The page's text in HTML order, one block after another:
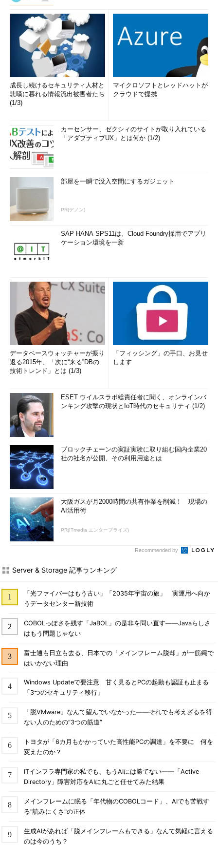
成長し続けるセキュリティ人材と
悲嘆に暮れる情報流出被害者たち
(1/3)
マイクロソフトとレッドハットが
クラウドで提携
カーセンサー、ゼクシィのサイトが取り入れている
「アダプティブUX」とは何か (1/2)
部屋を一瞬で没入空間にするガジェット
PR(デノン)
SAP HANA SPS11は、Cloud Foundry採用でアプリ
ケーション環境を一新
データベースウォッチャーが振り
返る2015年、「次に“来る”DBの
技術トレンド」とは (1/3)
「フィッシング」の手口、お見せ
します
ESET ウイルスラボ総責任者に聞く、オンラインバ
ンキング攻撃の現状とIoT時代のセキュリティ (1/2)
ブロックチェーンの実証実験に取り組む国内企業20
社の社名が公開、その利用用途とは
大阪ガスが月2000時間の共有作業を削減！ 現場の
AI活用術
PR(ITmedia エンタープライズ)
Recommended by
Server & Storage 記事ランキング
「光ファイバーはもう古い」「2035年宇宙の旅」 実運用へ向か
うデータセンター新技術
COBOLっぽさを残す「JaBOL」の是非を問い直す――Javaらしさ
はもう問題じゃない
富士通も日立も去る、日本での「メインフレーム脱却」が一筋縄で
はいかない理由
Windows Updateで要注意 甘く見るとPCの起動も認証も止まる
「3つのセキュリティ移行」
「脱VMware」なんて望んでいなかった――それでも考えざるを得
ない人のための“3つの筋道”
トヨタが「6カ月もかかっていた高性能PCの調達」を不要に 何を
変えたのか？
ITインフラ専門家の私でも、もうAIには勝てない――「Active
Directory」障害対応をAIに丸ごと任せてみた結果
メインフレームに眠る「年代物のCOBOLコード」、AIでも苦戦す
る"読みにくさ"の正体
生成AIがあれば「脱メインフレームもできる」なんて気軽に言える
のは今のうち？